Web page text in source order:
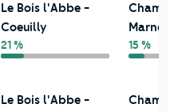
Le Bois l'Abbe -
Coeuilly
21 %
Marne
15 %
Le Bois l'Abbe -